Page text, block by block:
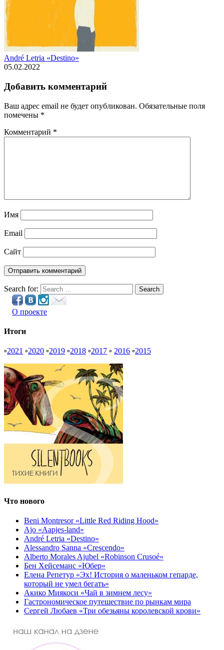
André Letria «Destino»
05.02.2022
Добавить комментарий
Ваш адрес email не будет опубликован. Обязательные поля
помечены *
Комментарий *
Имя
Email
Сайт
Search for: Search
О проекте
Итоги
▫2021 ▫2020 ▫2019 ▫2018 ▫2017 ▫ 2016 ▫2015
Что нового
Beni Montresor «Little Red Riding Hood»
Ajo «Aapjes-land»
André Letria «Destino»
Alessandro Sanna «Crescendo»
Alberto Morales Ajubel «Robinson Crusoé»
Бен Хейсеманс «Юбер»
Елена Репетур «Эх! История о маленьком гепарде,
который не умел бегать»
Акико Миякоси «Чай в зимнем лесу»
Гастрономическое путешествие по рынкам мира
Сергей Любаев «Три обезьяны королевской крови»